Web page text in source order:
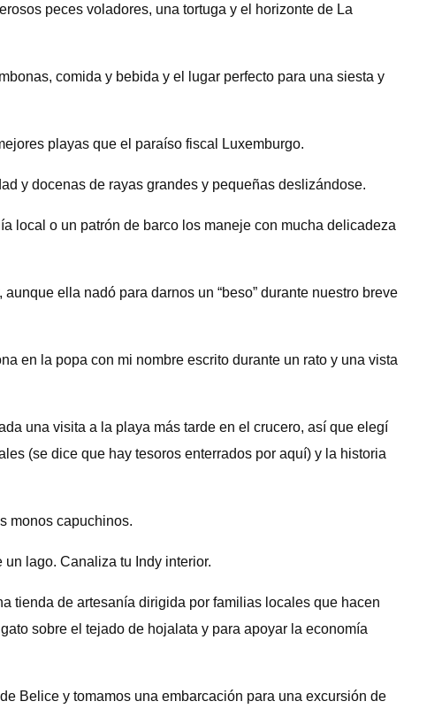
peces voladores, una tortuga y el horizonte de La
comida y bebida y el lugar perfecto para una siesta y
playas que el paraíso fiscal Luxemburgo.
y docenas de rayas grandes y pequeñas deslizándose.
local o un patrón de barco los maneje con mucha delicadeza
ella nadó para darnos un “beso” durante nuestro breve
en la popa con mi nombre escrito durante un rato y una vista
una visita a la playa más tarde en el crucero, así que elegí
(se dice que hay tesoros enterrados por aquí) y la historia
monos capuchinos.
lago. Canaliza tu Indy interior.
tienda de artesanía dirigida por familias locales que hacen
sobre el tejado de hojalata y para apoyar la economía
Belice y tomamos una embarcación para una excursión de